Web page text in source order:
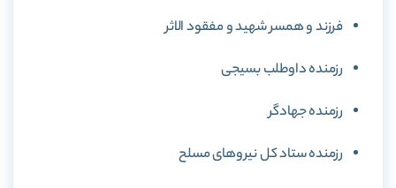
فرزند و همسر شهید و مفقود الاثر
رزمنده داوطلب بسیجی
رزمنده جهادگر
رزمنده ستاد کل نیروهای مسلح